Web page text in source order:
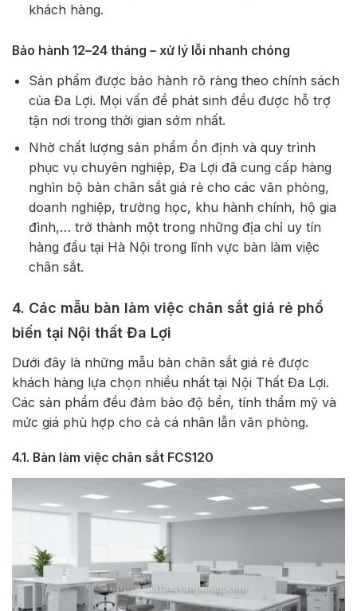
khách hàng.
Bảo hành 12–24 tháng – xử lý lỗi nhanh chóng
Sản phẩm được bảo hành rõ ràng theo chính sách
của Đa Lợi. Mọi vấn đề phát sinh đều được hỗ trợ
tận nơi trong thời gian sớm nhất.
Nhờ chất lượng sản phẩm ổn định và quy trình
phục vụ chuyên nghiệp, Đa Lợi đã cung cấp hàng
nghìn bộ bàn chân sắt giá rẻ cho các văn phòng,
doanh nghiệp, trường học, khu hành chính, hộ gia
đình,… trở thành một trong những địa chỉ uy tín
hàng đầu tại Hà Nội trong lĩnh vực bàn làm việc
chân sắt.
4. Các mẫu bàn làm việc chân sắt giá rẻ phổ
biến tại Nội thất Đa Lợi
Dưới đây là những mẫu bàn chân sắt giá rẻ được
khách hàng lựa chọn nhiều nhất tại Nội Thất Đa Lợi.
Các sản phẩm đều đảm bảo độ bền, tính thẩm mỹ và
mức giá phù hợp cho cả cá nhân lẫn văn phòng.
4.1. Bàn làm việc chân sắt FCS120